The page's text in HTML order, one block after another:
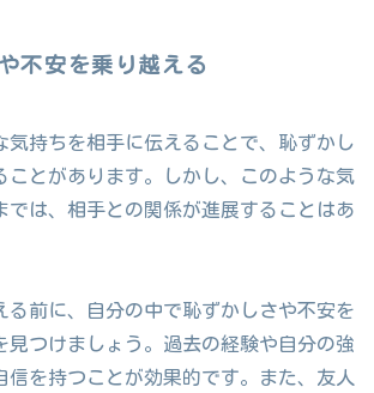
不安を乗り越える
気持ちを相手に伝えることで、恥ずかし
ことがあります。しかし、このような気
では、相手との関係が進展することはあ
る前に、自分の中で恥ずかしさや不安を
見つけましょう。過去の経験や自分の強
信を持つことが効果的です。また、友人